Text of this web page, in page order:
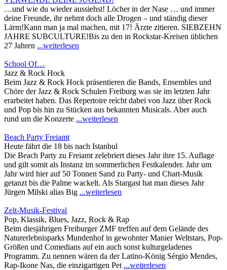
…und wie du wieder aussiehst! Löcher in der Nase … und immer
deine Freunde, ihr nehmt doch alle Drogen – und ständig dieser
Lärm!Kann man ja mal machen, mit 17! Ärzte zitieren. SIEBZEHN
JAHRE SUBCULTURE!Bis zu den in Rockstar-Kreisen üblichen
27 Jahren ...weiterlesen
School Of…
Jazz & Rock Hock
Beim Jazz & Rock Hock präsentieren die Bands, Ensembles und
Chöre der Jazz & Rock Schulen Freiburg was sie im letzten Jahr
erarbeitet haben. Das Repertoire reicht dabei von Jazz über Rock
und Pop bis hin zu Stücken aus bekannten Musicals. Aber auch
rund um die Konzerte ...weiterlesen
Beach Party Freiamt
Heute fährt die 18 bis nach Istanbul
Die Beach Party zu Freiamt zelebriert dieses Jahr ihre 15. Auflage
und gilt somit als Instanz im sommerlichen Festkalender. Jahr um
Jahr wird hier auf 50 Tonnen Sand zu Party- und Chart-Musik
getanzt bis die Palme wackelt. Als Stargast hat man dieses Jahr
Jürgen Milski alias Big ...weiterlesen
Zelt-Musik-Festival
Pop, Klassik, Blues, Jazz, Rock & Rap
Beim diesjährigen Freiburger ZMF treffen auf dem Gelände des
Naturerlebnisparks Mundenhof in gewohnter Manier Weltstars, Pop-
Größen und Comedians auf ein auch sonst kulturgeladenes
Programm. Zu nennen wären da der Latino-König Sérgio Mendes,
Rap-Ikone Nas, die einzigartigen Pet ...weiterlesen